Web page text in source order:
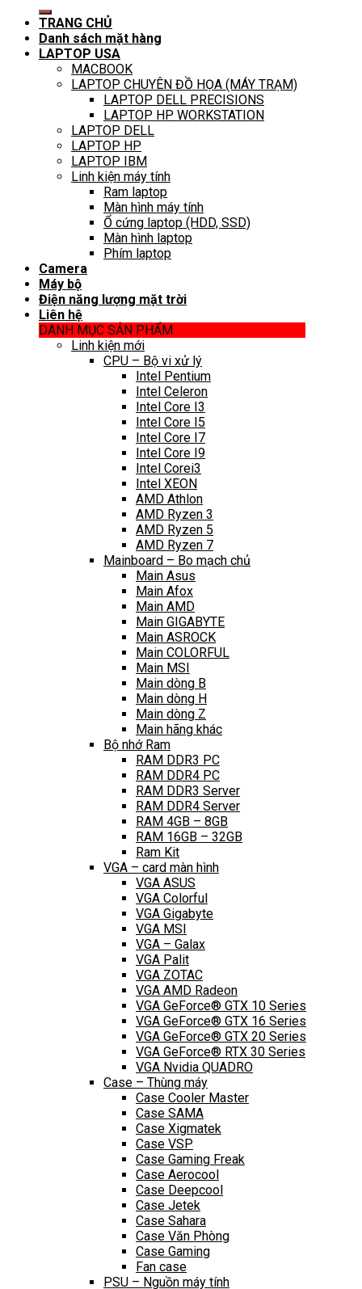
TRANG CHỦ
Danh sách mặt hàng
LAPTOP USA
MACBOOK
LAPTOP CHUYÊN ĐỒ HỌA (MÁY TRẠM)
LAPTOP DELL PRECISIONS
LAPTOP HP WORKSTATION
LAPTOP DELL
LAPTOP HP
LAPTOP IBM
Linh kiện máy tính
Ram laptop
Màn hình máy tính
Ổ cứng laptop (HDD, SSD)
Màn hình laptop
Phím laptop
Camera
Máy bộ
Điện năng lượng mặt trời
Liên hệ
DANH MỤC SẢN PHẨM
Linh kiện mới
CPU – Bộ vi xử lý
Intel Pentium
Intel Celeron
Intel Core I3
Intel Core I5
Intel Core I7
Intel Core I9
Intel Corei3
Intel XEON
AMD Athlon
AMD Ryzen 3
AMD Ryzen 5
AMD Ryzen 7
Mainboard – Bo mạch chủ
Main Asus
Main Afox
Main AMD
Main GIGABYTE
Main ASROCK
Main COLORFUL
Main MSI
Main dòng B
Main dòng H
Main dòng Z
Main hãng khác
Bộ nhớ Ram
RAM DDR3 PC
RAM DDR4 PC
RAM DDR3 Server
RAM DDR4 Server
RAM 4GB – 8GB
RAM 16GB – 32GB
Ram Kit
VGA – card màn hình
VGA ASUS
VGA Colorful
VGA Gigabyte
VGA MSI
VGA – Galax
VGA Palit
VGA ZOTAC
VGA AMD Radeon
VGA GeForce® GTX 10 Series
VGA GeForce® GTX 16 Series
VGA GeForce® GTX 20 Series
VGA GeForce® RTX 30 Series
VGA Nvidia QUADRO
Case – Thùng máy
Case Cooler Master
Case SAMA
Case Xigmatek
Case VSP
Case Gaming Freak
Case Aerocool
Case Deepcool
Case Jetek
Case Sahara
Case Văn Phòng
Case Gaming
Fan case
PSU – Nguồn máy tính